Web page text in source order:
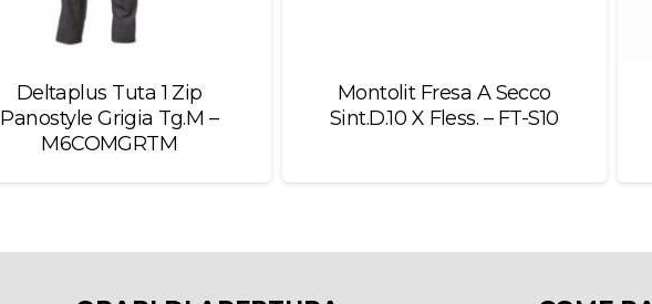
Deltaplus Tuta 1 Zip
Panostyle Grigia Tg.M –
M6COMGRTM
Montolit Fresa A Secco
Sint.D.10 X Fless. – FT-S10